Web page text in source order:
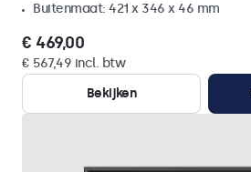
Buitenmaat: 421 x 346 x 46 mm
€ 469,00
€ 567,49 incl. btw
Bekijken